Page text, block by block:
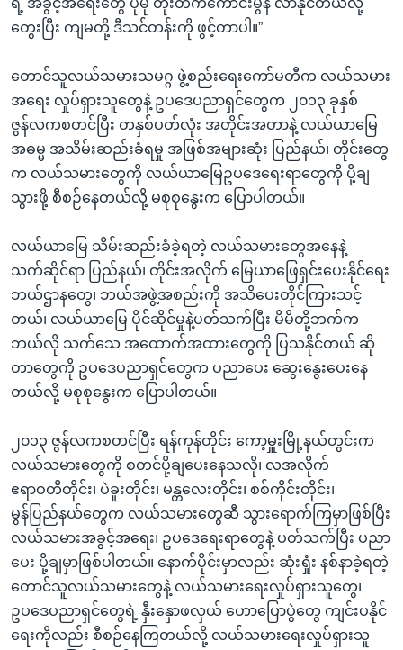
တွေးပြီး ကျမတို့ ဒီသင်တန်းကို ဖွင့်တာပါ။”
တောင်သူလယ်သမားသမဂ္ဂ ဖွဲ့စည်းရေးကော်မတီက လယ်သမား
အရေး လှုပ်ရှားသူတွေနဲ့ ဥပဒေပညာရှင်တွေက ၂၀၁၃ ခုနှစ်
ဇွန်လကစတင်ပြီး တနှစ်ပတ်လုံး အတိုင်းအတာနဲ့ လယ်ယာမြေ
အဓမ္မ အသိမ်းဆည်းခံရမှု အဖြစ်အများဆုံး ပြည်နယ်၊ တိုင်းတွေ
က လယ်သမားတွေကို လယ်ယာမြေဥပဒေရေးရာတွေကို ပို့ချ
သွားဖို့ စီစဉ်နေတယ်လို့ မစုစုနွေးက ပြောပါတယ်။
လယ်ယာမြေ သိမ်းဆည်းခံခဲ့ရတဲ့ လယ်သမားတွေအနေနဲ့
သက်ဆိုင်ရာ ပြည်နယ်၊ တိုင်းအလိုက် မြေယာဖြေရှင်းပေးနိုင်ရေး
ဘယ်ဌာနတွေ၊ ဘယ်အဖွဲ့အစည်းကို အသိပေးတိုင်ကြားသင့်
တယ်၊ လယ်ယာမြေ ပိုင်ဆိုင်မှုနဲ့ပတ်သက်ပြီး မိမိတို့ဘက်က
ဘယ်လို သက်သေ အထောက်အထားတွေကို ပြသနိုင်တယ် ဆို
တာတွေကို ဥပဒေပညာရှင်တွေက ပညာပေး ဆွေးနွေးပေးနေ
တယ်လို့ မစုစုနွေးက ပြောပါတယ်။
၂၀၁၃ ဇွန်လကစတင်ပြီး ရန်ကုန်တိုင်း ကော့မှူးမြို့နယ်တွင်းက
လယ်သမားတွေကို စတင်ပို့ချပေးနေသလို၊ လအလိုက်
ဧရာဝတီတိုင်း၊ ပဲခူးတိုင်း၊ မန္တလေးတိုင်း၊ စစ်ကိုင်းတိုင်း၊
မွန်ပြည်နယ်တွေက လယ်သမားတွေဆီ သွားရောက်ကြမှာဖြစ်ပြီး
လယ်သမားအခွင့်အရေး၊ ဥပဒေရေးရာတွေနဲ့ ပတ်သက်ပြီး ပညာ
ပေး ပို့ချမှာဖြစ်ပါတယ်။ နောက်ပိုင်းမှာလည်း ဆုံးရှုံး နစ်နာခဲ့ရတဲ့
တောင်သူလယ်သမားတွေနဲ့ လယ်သမားရေးလှုပ်ရှားသူတွေ၊
ဥပဒေပညာရှင်တွေရဲ့ နှီးနှောဖလှယ် ဟောပြောပွဲတွေ ကျင်းပနိုင်
ရေးကိုလည်း စီစဉ်နေကြတယ်လို့ လယ်သမားရေးလှုပ်ရှားသူ